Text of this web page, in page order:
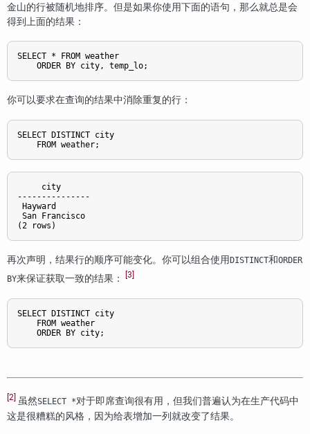
金山的行被随机地排序。但是如果你使用下面的语句，那么就总是会
得到上面的结果：
SELECT * FROM weather
你可以要求在查询的结果中消除重复的行：
SELECT DISTINCT city
     city
---------------
Hayward
San Francisco
再次声明，结果行的顺序可能变化。你可以组合使用 DISTINCT和ORDER
BY来保证获取一致的结果： [3]
SELECT DISTINCT city
    FROM weather
[2] 虽然SELECT *对于即席查询很有用，但我们普遍认为在生产代码中
这是很糟糕的风格，因为给表增加一列就改变了结果。